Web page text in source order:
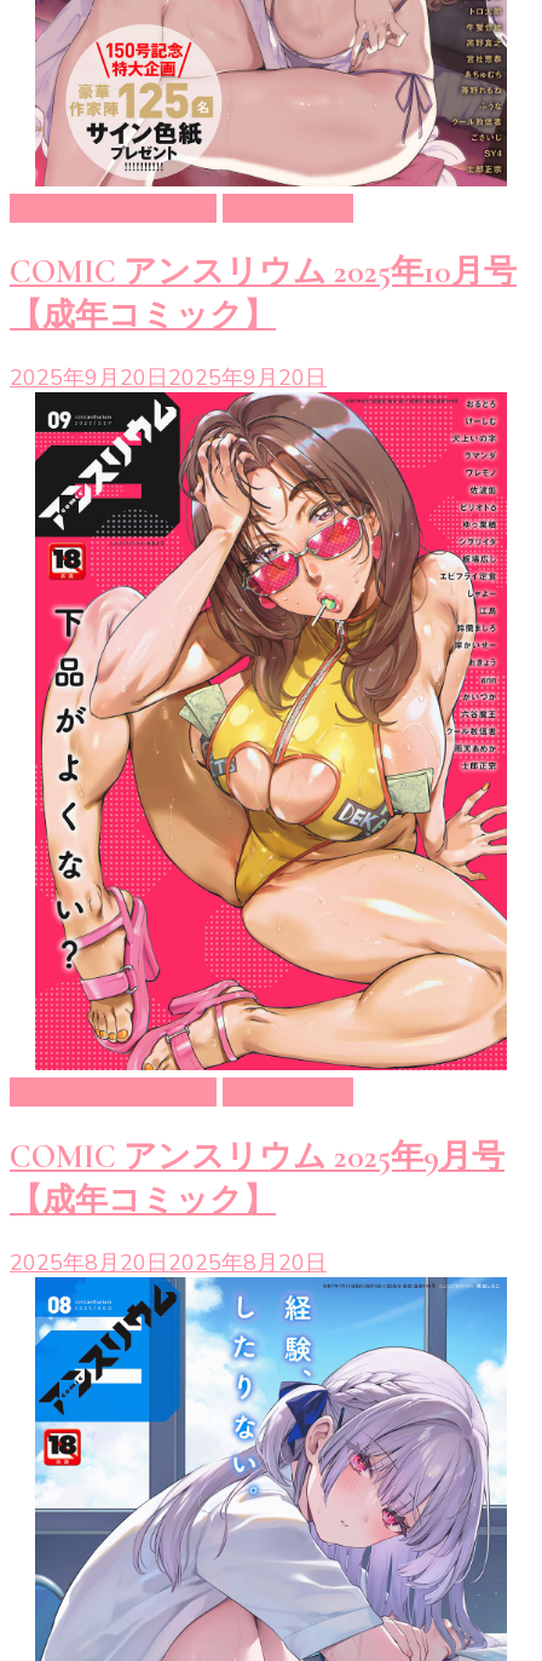
COMIC アンスリウム 2025年10月号
【成年コミック】
2025年9月20日2025年9月20日
COMIC アンスリウム 2025年9月号
【成年コミック】
2025年8月20日2025年8月20日